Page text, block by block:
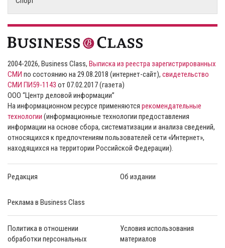
2004-2026, Business Class, Выписка из реестра зарегистрированных
СМИ по состоянию на 29.08.2018 (интернет-сайт), свидетельство
СМИ ПИ59-1143 от 07.02.2017 (газета)
ООО “Центр деловой информации”
На информационном ресурсе применяются рекомендательные
технологии (информационные технологии предоставления
информации на основе сбора, систематизации и анализа сведений,
относящихся к предпочтениям пользователей сети «Интернет»,
находящихся на территории Российской Федерации).
Редакция Об издании
Реклама в Business Class
Политика в отношении
обработки персональных
Условия использования
материалов